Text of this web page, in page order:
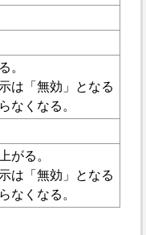
。
は「無効」となる
なくなる。
がる。
は「無効」となる
なくなる。